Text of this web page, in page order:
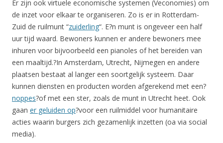
Er zijn ook virtuele economische systemen (Veconomies) om
de inzet voor elkaar te organiseren. Zo is er in Rotterdam-
Zuid de ruilmunt “zuiderling“. E?n munt is ongeveer een half
uur tijd waard. Bewoners kunnen er andere bewoners mee
inhuren voor bijvoorbeeld een pianoles of het bereiden van
een maaltijd.?In Amsterdam, Utrecht, Nijmegen en andere
plaatsen bestaat al langer een soortgelijk systeem. Daar
kunnen diensten en producten worden afgerekend met een?
noppes?of met een ster, zoals de munt in Utrecht heet. Ook
gaan er geluiden op?voor een ruilmiddel voor humanitaire
acties waarin burgers zich gezamenlijk inzetten (oa via social
media).